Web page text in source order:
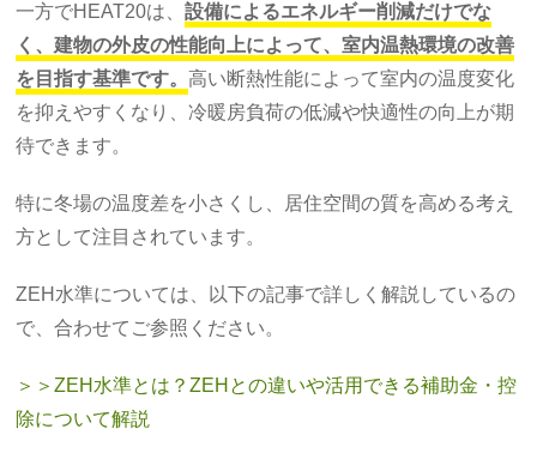
一方でHEAT20は、設備によるエネルギー削減だけでな
く、建物の外皮の性能向上によって、室内温熱環境の改善
を目指す基準です。高い断熱性能によって室内の温度変化
を抑えやすくなり、冷暖房負荷の低減や快適性の向上が期
待できます。
特に冬場の温度差を小さくし、居住空間の質を高める考え
方として注目されています。
ZEH水準については、以下の記事で詳しく解説しているの
で、合わせてご参照ください。
＞＞ZEH水準とは？ZEHとの違いや活用できる補助金・控
除について解説